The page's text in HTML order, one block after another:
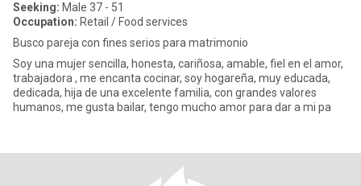
Seeking: Male 37 - 51
Occupation: Retail / Food services
Busco pareja con fines serios para matrimonio
Soy una mujer sencilla, honesta, cariñosa, amable, fiel en el amor,
trabajadora , me encanta cocinar, soy hogareña, muy educada,
dedicada, hija de una excelente familia, con grandes valores
humanos, me gusta bailar, tengo mucho amor para dar a mi pa